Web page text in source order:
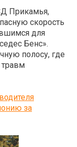
Прикамья,
скорость
для
Бенс».
полосу, где
травм
водителя
за